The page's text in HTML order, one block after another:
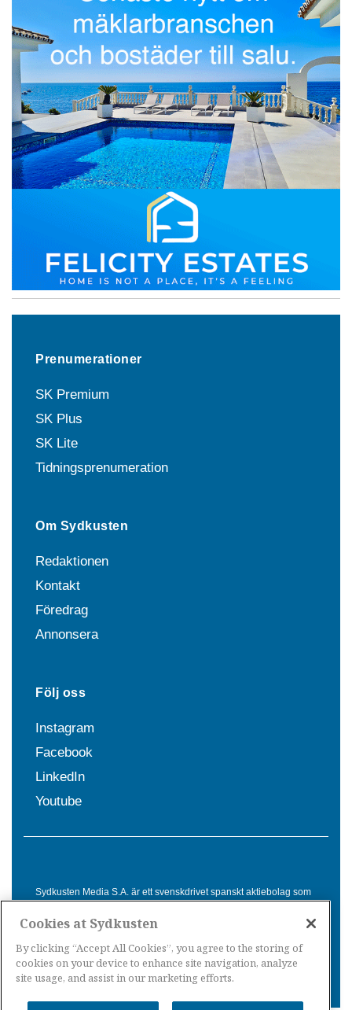
Prenumerationer
SK Premium
SK Plus
SK Lite
Tidningsprenumeration
Om Sydkusten
Redaktionen
Kontakt
Föredrag
Annonsera
Följ oss
Instagram
Facebook
LinkedIn
Youtube
Sydkusten Media S.A. är ett svenskdrivet spanskt aktiebolag som
Spanien. Genom nyhetsbevakning av hela Spanien, med bas på
informationsförmedling för svenskar i Spanien.
Cookies at Sydkusten
By clicking “Accept All Cookies”, you agree to the storing of
cookies on your device to enhance site navigation, analyze
site usage, and assist in our marketing efforts.